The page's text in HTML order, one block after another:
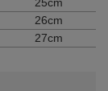
26cm
27cm